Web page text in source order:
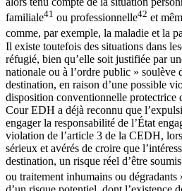
familiale41 ou professionnelle42 et
comme, par exemple, la maladie et la
Il existe toutefois des situations dans
réfugié, bien qu’elle soit justifiée par
nationale ou à l’ordre public » soulève
destination, en raison d’une possible
disposition conventionnelle protectrice
Cour EDH a déjà reconnu que
engager la responsabilité de l’État
violation de l’article 3 de la CEDH,
sérieux et avérés de croire que
destination, un risque réel d’être
ou traitement inhumains ou dégradants